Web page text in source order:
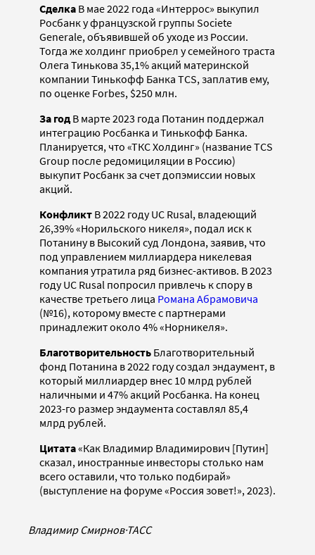
Сделка В мае 2022 года «Интеррос» выкупил
Росбанк у французской группы Societe
Generale, объявившей об уходе из России.
Тогда же холдинг приобрел у семейного траста
Олега Тинькова 35,1% акций материнской
компании Тинькофф Банка TCS, заплатив ему,
по оценке Forbes, $250 млн.
За годВ марте 2023 года Потанин поддержал
интеграцию Росбанка и Тинькофф Банка.
Планируется, что «ТКС Холдинг» (название TCS
Group после редомициляции в Россию)
выкупит Росбанк за счет допэмиссии новых
акций.
Конфликт В 2022 году UC Rusal, владеющий
26,39% «Норильского никеля», подал иск к
Потанину в Высокий суд Лондона, заявив, что
под управлением миллиардера никелевая
компания утратила ряд бизнес-активов. В 2023
году UC Rusal попросил привлечь к спору в
качестве третьего лица Романа Абрамовича
(№16), которому вместе с партнерами
принадлежит около 4% «Норникеля».
Благотворительность Благотворительный
фонд Потанина в 2022 году создал эндаумент, в
который миллиардер внес 10 млрд рублей
наличными и 47% акций Росбанка. На конец
2023-го размер эндаумента составлял 85,4
млрд рублей.
Цитата«Как Владимир Владимирович [Путин]
сказал, иностранные инвесторы столько нам
всего оставили, что только подбирай»
(выступление на форуме «Россия зовет!», 2023).
Владимир Смирнов·ТАСС